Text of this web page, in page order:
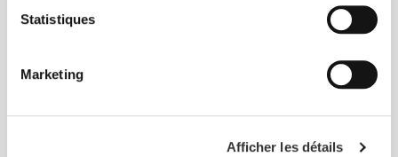
Statistiques
Marketing
Afficher les détails
empreinte sur nos vêtements : le sans coutures !
L'absence d'étiquettes cousues vient renforcer la